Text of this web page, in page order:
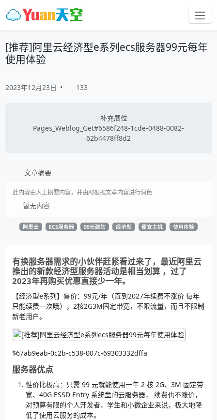
[推荐]阿里云经济型e系列ecs服务器99元每年
使用体验
2023年12月23日 • 133
补充展位
Pages_Weblog_Get#6586f248-1cde-0488-0082-
62b4478ff8d2
文章摘要
此内容由人工摘要内容，并由AI根据文章内容进行润色
暂无内容
阿里云 ECS服务器 99元建站 经济型 便宜主机 使用体验
有换服务器需求的小伙伴赶紧看过来了，最近阿里云
推出的新款经济型服务器活动是相当划算 ，过了
2023年再购买优惠直接少一年。
【经济型e系列】售价：99元/年（直到2027年续费不涨价 每年
只能续费一次哦），2核2G3M固定带宽，不限流量，而且不限制
新老用户。
$67ab9eab-0c2b-c538-007c-69303332dffa
服务器优点
性价比极高：只需 99 元就能使用一年 2 核 2G、3M 固定带
宽、40G ESSD Entry 系统盘的云服务器， 续费也不涨价，
对预算有限的个人开发者、学生和小微企业来说，极大地降
低了使用云服务的成本。